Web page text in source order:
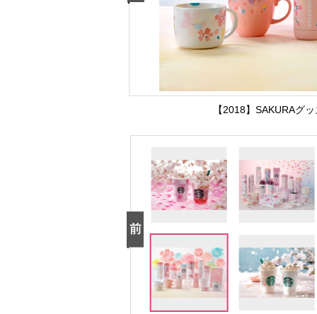
【2018】SAKURAグ